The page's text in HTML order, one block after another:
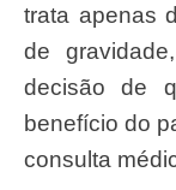
trata apenas
de
decisão de
benefício do
consulta